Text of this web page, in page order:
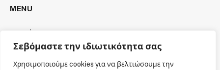
Σεβόμαστε την ιδιωτικότητα σας
Χρησιμοποιούμε cookies για να βελτιώσουμε την
MENU
Αρχική
Όροι χρήσης
Πολιτική cookies